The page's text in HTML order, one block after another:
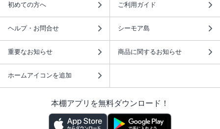
初めての方へ ご利用ガイド
ヘルプ・お問合せ シーモア島
重要なお知らせ 商品に関するお知らせ
ホームアイコンを追加
本棚アプリを無料ダウンロード！